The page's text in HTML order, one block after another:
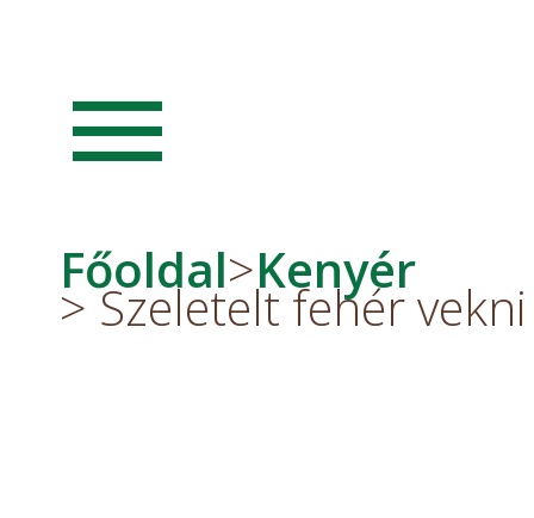
menu
Főoldal>Kenyér
> Szeletelt fehér